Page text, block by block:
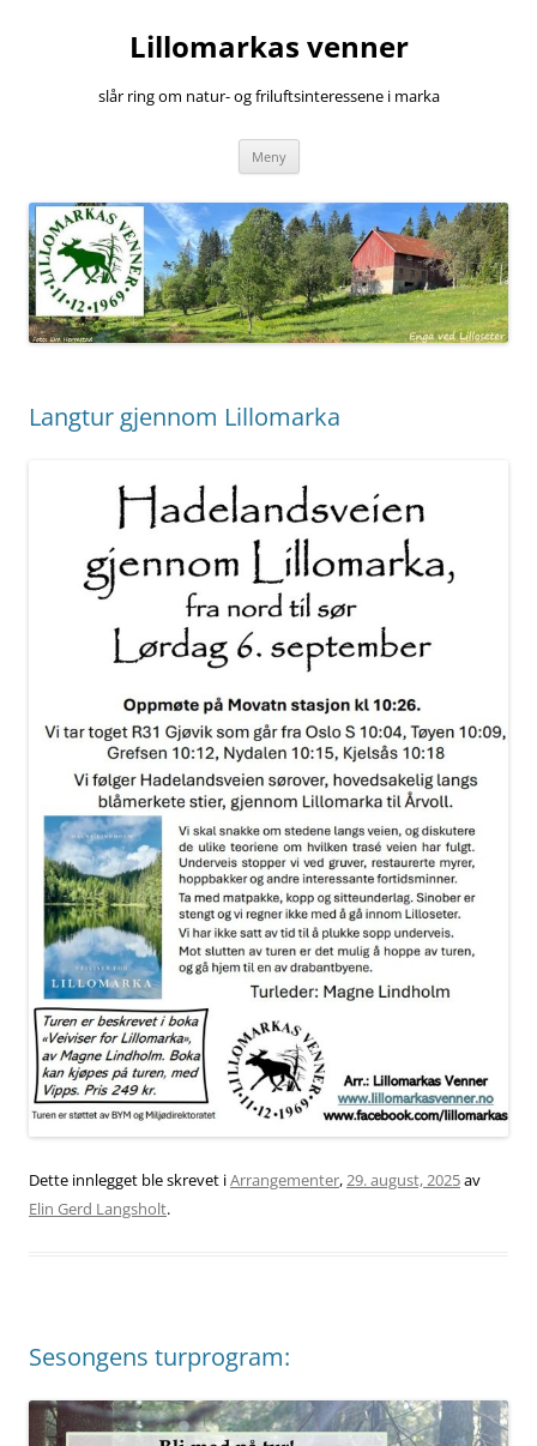
Lillomarkas venner
slår ring om natur- og friluftsinteressene i marka
Meny
Langtur gjennom Lillomarka
Dette innlegget ble skrevet iArrangementer,29. august, 2025av
Elin Gerd Langsholt.
Sesongens turprogram: